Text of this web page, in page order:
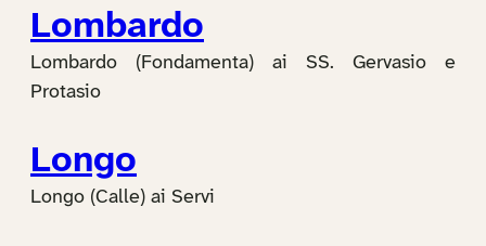
Lombardo
Lombardo (Fondamenta) ai SS. Gervasio e
Protasio
Longo
Longo (Calle) ai Servi